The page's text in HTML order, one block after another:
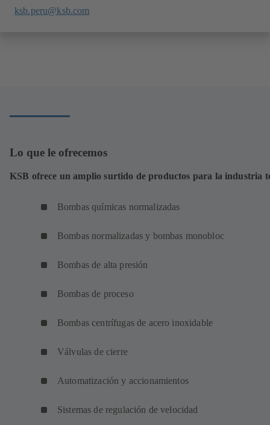
ksb.peru@ksb.com
Lo que le ofrecemos
KSB ofrece un amplio surtido de productos para la industria
Bombas químicas normalizadas
Bombas normalizadas y bombas monobloc
Bombas de alta presión
Bombas de proceso
Bombas centrífugas de acero inoxidable
Válvulas de cierre
Automatización y accionamientos
Sistemas de regulación de velocidad